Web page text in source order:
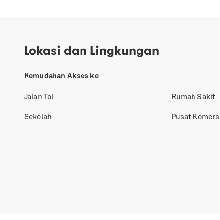
Lokasi dan Lingkungan
Kemudahan Akses ke
Jalan Tol Rumah Sakit
Sekolah Pusat